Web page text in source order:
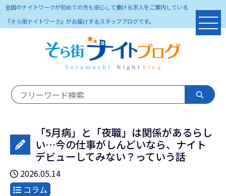
全国のナイトワークが初めての方も安心して働ける求人をご案内している
『そら街ナイトワーク』がお届けするスタッフブログです。
「5月病」と「夜職」は関係があるらし
い…今の仕事がしんどいなら、ナイト
デビューしてみない？っていう話
2026.05.14
コラム